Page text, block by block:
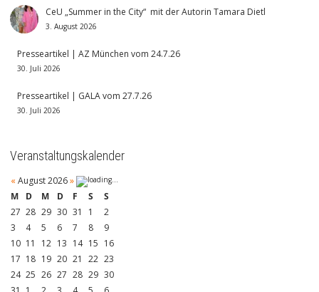
CeU „Summer in the City“ mit der Autorin Tamara Dietl
3. August 2026
Presseartikel | AZ München vom 24.7.26
30. Juli 2026
Presseartikel | GALA vom 27.7.26
30. Juli 2026
Veranstaltungskalender
« August 2026»
M
D M D F S
S
27 28 29 30 31 1
2
3
4 5 6 7 8
9
10 11 12 13 14 15 16
17 18 19 20 21 22 23
24 25 26 27 28 29 30